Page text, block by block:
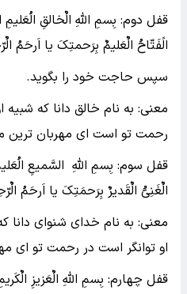
قفل دوم: بِسمِ اللهِ الٌخالقِ
الًفَتّاحُ الٌعَلیمٌ بِرَحمتِکَ یا اَرحَمُ
سپس حاجت خود را بگوید.
معنی: به نام خالق دانا که
رحمت تو است ای مهربان ترین
قفل سوم: بِسمِ اللهِ السَّمیعِ
الٌغَنِیُّ الٌقَدیرٌ بِرَحمَتِکَ یا اَرحَمُ
معنی: به نام خدای شنوای
او توانگر است در رحمت تو ای
قفل چهارم: بِسمِ اللهِ الٌعَزیزِ